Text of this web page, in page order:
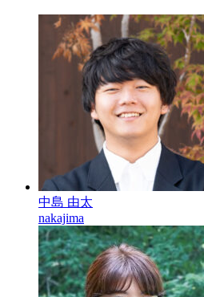
中島 由太
nakajima